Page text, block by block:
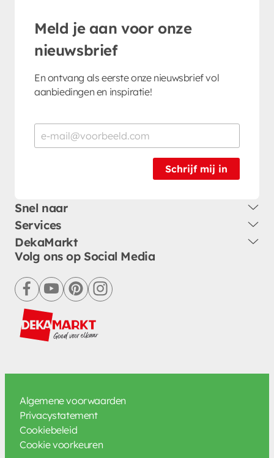
Meld je aan voor onze
nieuwsbrief
En ontvang als eerste onze nieuwsbrief vol
aanbiedingen en inspiratie!
Schrijf mij in
Snel naar
Services
DekaMarkt
Volg ons op Social Media
facebookyoutubepinterestinstagram
Algemene voorwaarden
Privacystatement
Cookiebeleid
Cookie voorkeuren